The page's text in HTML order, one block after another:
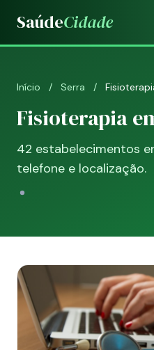
SaúdeCidade
Início / Serra /
Fisioterapia
42 estabelecimentos
telefone e localização.